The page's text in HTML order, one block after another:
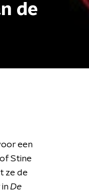
de
een
Stine
ze de
De